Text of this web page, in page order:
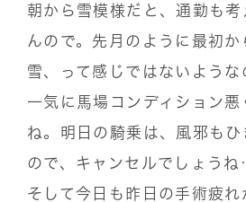
朝から雪模様だと、通勤も
んので。先月のように最初か
雪、って感じではないような
一気に馬場コンディション悪
ね。明日の騎乗は、風邪も
ので、キャンセルでしょうね
そして今日も昨日の手術疲